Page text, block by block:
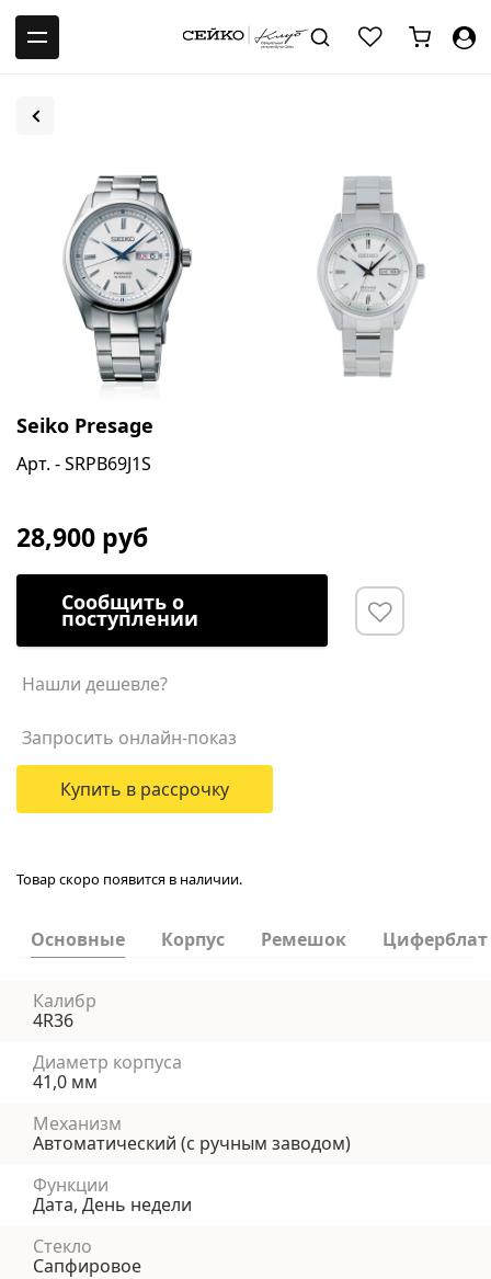
Seiko Presage
Арт. - SRPB69J1S
28,900 руб
Сообщить о
поступлении
Нашли дешевле?
Запросить онлайн-показ
Купить в рассрочку
Товар скоро появится в наличии.
Основные Корпус Ремешок Циферблат
Калибр
4R36
Диаметр корпуса
41,0 мм
Механизм
Автоматический (с ручным заводом)
Функции
Дата, День недели
Стекло
Сапфировое